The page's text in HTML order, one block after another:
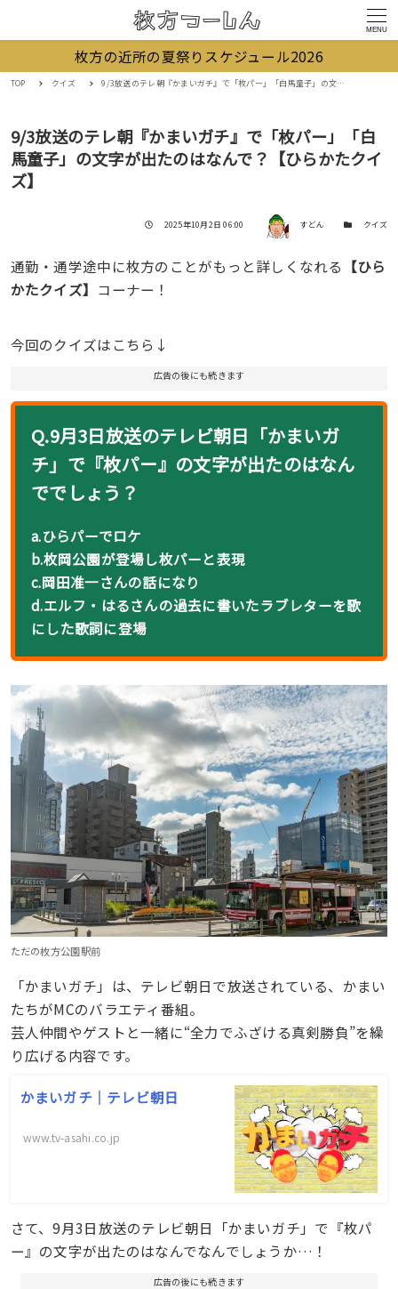
MENU
枚方の近所の夏祭りスケジュール2026
TOP クイズ 9/3放送のテレ朝『かまいガチ』で「枚パー」「白馬童子」の文字が出たのはなんで？【ひらかたクイズ】
9/3放送のテレ朝『かまいガチ』で「枚パー」「白
馬童子」の文字が出たのはなんで？【ひらかたクイ
ズ】
投稿日
2025年10月2日 06:00 著者 すどん カテゴリー
クイズ
通勤・通学途中に枚方のことがもっと詳しくなれる 【ひら
かたクイズ】 コーナー！
今回のクイズはこちら↓
広告の後にも続きます
Q.9月3日放送のテレビ朝日「かまいガ
チ」で『枚パー』の文字が出たのはなん
ででしょう？
a.ひらパーでロケ
b.枚岡公園が登場し枚パーと表現
c.岡田准一さんの話になり
d.エルフ・はるさんの過去に書いたラブレターを歌
にした歌詞に登場
ただの枚方公園駅前
「かまいガチ」は、テレビ朝日で放送されている、かまい
たちがMCのバラエティ番組。
芸人仲間やゲストと一緒に“全力でふざける真剣勝負”を繰
り広げる内容です。
かまいガチ｜テレビ朝日
www.tv-asahi.co.jp
さて、9月3日放送のテレビ朝日「かまいガチ」で『枚パ
ー』の文字が出たのはなんでなんでしょうか…！
広告の後にも続きます